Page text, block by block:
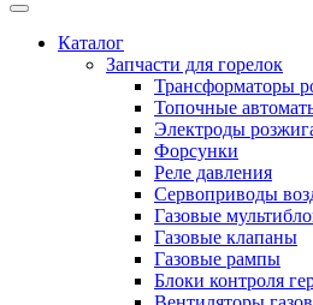
Каталог
Запчасти для горелок
Трансформаторы
Топочные
Электроды
Форсунки
Реле давления
Сервоприводы
Газовые
Газовые клапаны
Газовые рампы
Блоки контроля